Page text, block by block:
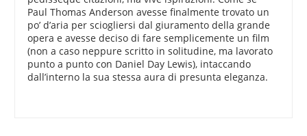
Paul Thomas Anderson avesse finalmente trovato un
po’ d’aria per sciogliersi dal giuramento della grande
opera e avesse deciso di fare semplicemente un film
(non a caso neppure scritto in solitudine, ma lavorato
punto a punto con Daniel Day Lewis), intaccando
dall’interno la sua stessa aura di presunta eleganza.